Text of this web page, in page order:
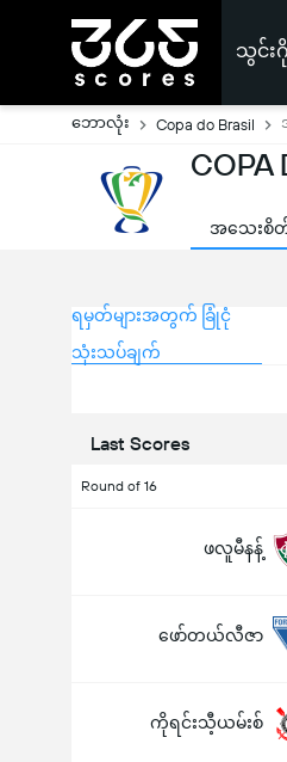
သွင်းဂို
ဘောလုံး Copa do Brasil
အသေးစိ
ရမှတ်များအတွက် ခြုံငုံ
သုံးသပ်ချက်
Last Scores
Round of 16
ဖလူမီနန့်
ဖော်တယ်လီဇာ
ကိုရင်းသီ့ယမ်းစ်